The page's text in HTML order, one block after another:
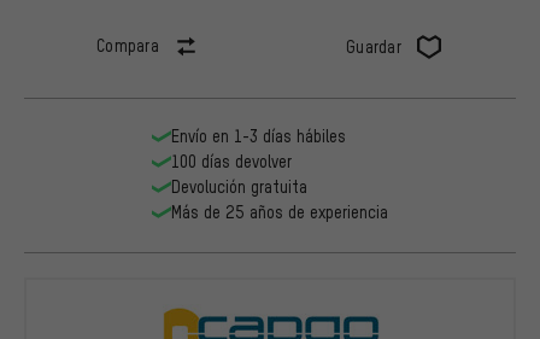
Compara Guardar
Envío en 1-3 días hábiles
100 días devolver
Devolución gratuita
Más de 25 años de experiencia